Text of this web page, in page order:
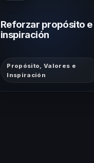
Reforzar propósito e
inspiración
Propósito, Valores e
Inspiración